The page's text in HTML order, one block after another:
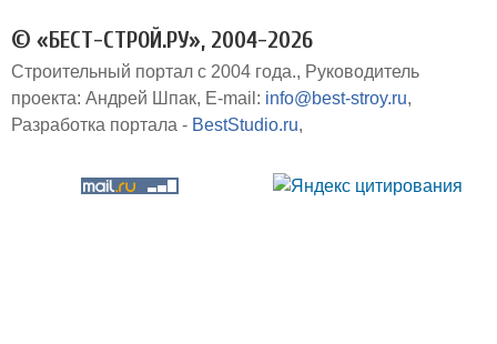
© «БЕСТ-СТРОЙ.РУ», 2004-2026
Строительный портал с 2004 года.
Руководитель
проекта: Андрей Шпак E-mail: info@best-stroy.ru
Разработка портала - BestStudio.ru